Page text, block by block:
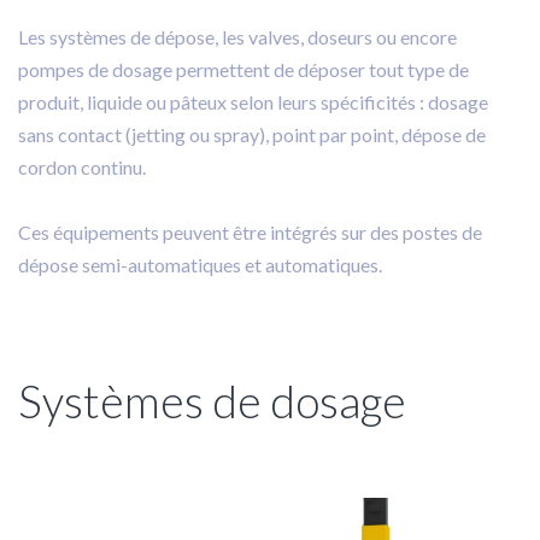
Collage
Les systèmes de dépose, les valves, doseurs ou encore
pompes de dosage permettent de déposer tout type de
produit, liquide ou pâteux selon leurs spécificités : dosage
sans contact (jetting ou spray), point par point, dépose de
cordon continu.
Ces équipements peuvent être intégrés sur des postes de
dépose semi-automatiques et automatiques.
Systèmes de dosage